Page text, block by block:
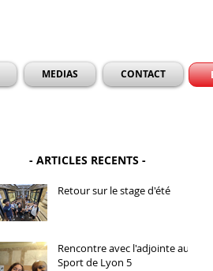
MEDIAS CONTACT
- ARTICLES RECENTS -
Retour sur le stage d'été
Rencontre avec l'adjointe au
Sport de Lyon 5